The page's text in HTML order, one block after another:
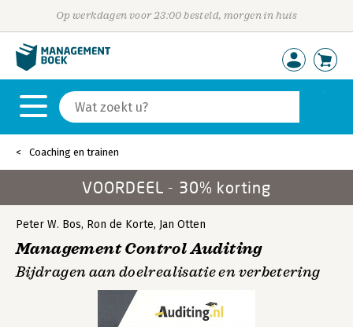
Op werkdagen voor 23:00 besteld, morgen in huis
Coaching en trainen
VOORDEEL - 30% korting
Peter W. Bos, Ron de Korte, Jan Otten
Management Control Auditing
Bijdragen aan doelrealisatie en verbetering